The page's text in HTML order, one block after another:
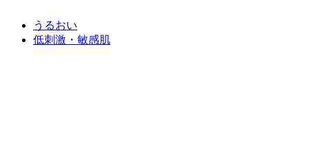
うるおい
低刺激・敏感肌